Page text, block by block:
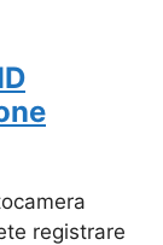
registrare